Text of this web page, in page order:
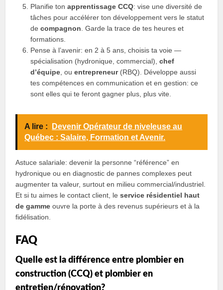
Planifie tonapprentissage CCQ: vise une diversité de
tâches pour accélérer ton développement vers le statut
decompagnon . Garde la trace de tes heures et
formations.
Pense à l’avenir: en 2 à 5 ans, choisis ta voie —
spécialisation (hydronique, commercial),chef
d’équipe , ouentrepreneur(RBQ). Développe aussi
tes compétences en communication et en gestion: ce
sont elles qui te feront gagner plus, plus vite.
A lire :
Devenir Opérateur de niveleuse au
Québec : Salaire, Formation et Avenir.
Astuce salariale: devenir la personne “référence” en
hydronique ou en diagnostic de pannes complexes peut
augmenter ta valeur, surtout en milieu commercial/industriel.
Et si tu aimes le contact client, leservice résidentiel haut
de gamme ouvre la porte à des revenus supérieurs et à la
fidélisation.
FAQ
Quelle est la différence entre plombier en
construction (CCQ) et plombier en
entretien/rénovation?